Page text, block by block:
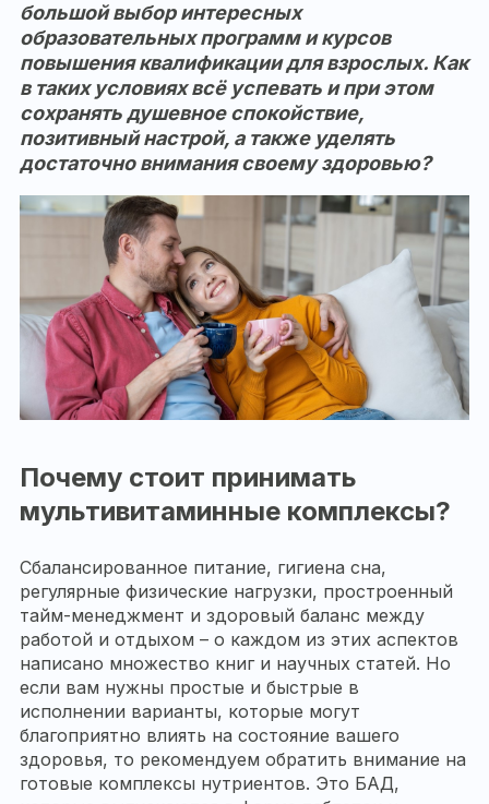
большой выбор интересных
образовательных программ и курсов
повышения квалификации для взрослых. Как
в таких условиях всё успевать и при этом
сохранять душевное спокойствие,
позитивный настрой, а также уделять
достаточно внимания своему здоровью?
Почему стоит принимать
мультивитаминные комплексы?
Сбалансированное питание, гигиена сна,
регулярные физические нагрузки, простроенный
тайм-менеджмент и здоровый баланс между
работой и отдыхом – о каждом из этих аспектов
написано множество книг и научных статей. Но
если вам нужны простые и быстрые в
исполнении варианты, которые могут
благоприятно влиять на состояние вашего
здоровья, то рекомендуем обратить внимание на
готовые комплексы нутриентов. Это БАД,